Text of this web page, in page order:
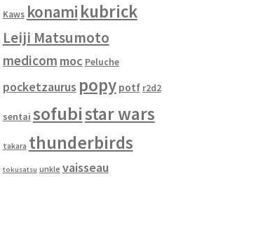
Kaws konami kubrick
Leiji Matsumoto
medicom moc Peluche
pocketzaurus popy potf r2d2
sentai sofubistar wars
takara thunderbirds
tokusatsu unkle vaisseau